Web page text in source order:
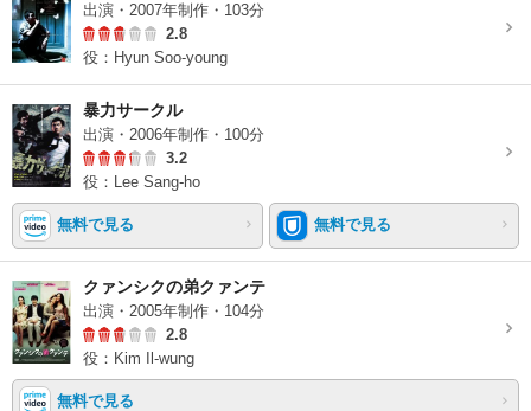
出演・2007年制作・103分
2.8
役：Hyun Soo-young
暴力サークル
出演・2006年制作・100分
3.2
役：Lee Sang-ho
無料で見る 無料で見る
クァンシクの弟クァンテ
出演・2005年制作・104分
2.8
役：Kim Il-wung
無料で見る